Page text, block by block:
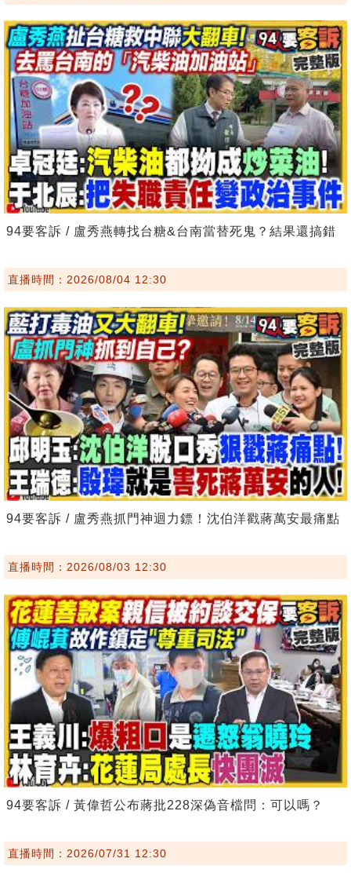
94要客訴 / 盧秀燕轉找台糖&台南當替死鬼？結果還搞錯
直播時間：2026/08/04 12:30
94要客訴 / 盧秀燕抓門神迴力鏢！沈伯洋戳蔣萬安最痛點
直播時間：2026/08/03 12:30
94要客訴 / 黃偉哲公布蔣批228深偽音檔問：可以嗎？
直播時間：2026/07/31 12:30